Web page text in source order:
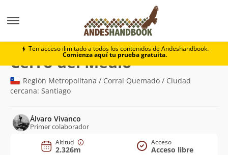
Ten acceso ilimitado a todos los contenidos de Andeshandbook.
Comienza aquí tu prueba gratuita.
Cerro del Medio
Cerro del Medio(2.326m)
Región Metropolitana / Corral Quemado / Ciudad
cercana: Santiago
Álvaro Vivanco
Primer colaborador
Altitud
2.326m
Acceso
Acceso libre